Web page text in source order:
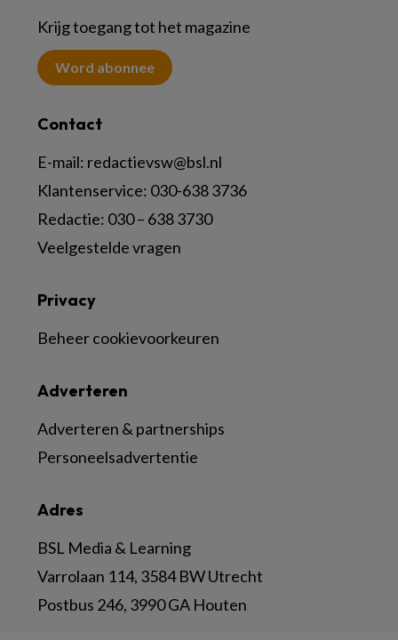
Krijg toegang tot het magazine
Word abonnee
Contact
E-mail: redactievsw@bsl.nl
Klantenservice: 030-638 3736
Redactie: 030 – 638 3730
Veelgestelde vragen
Adres
BSL Media & Learning
Varrolaan 114, 3584 BW Utrecht
Postbus 246, 3990 GA Houten
Adverteren
Adverteren & partnerships
Personeelsadvertentie
Privacy
Beheer cookievoorkeuren